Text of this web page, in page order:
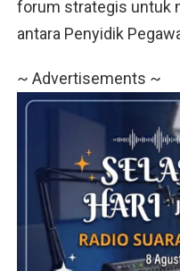
forum strategis untuk
antara Penyidik
~ Advertisements ~